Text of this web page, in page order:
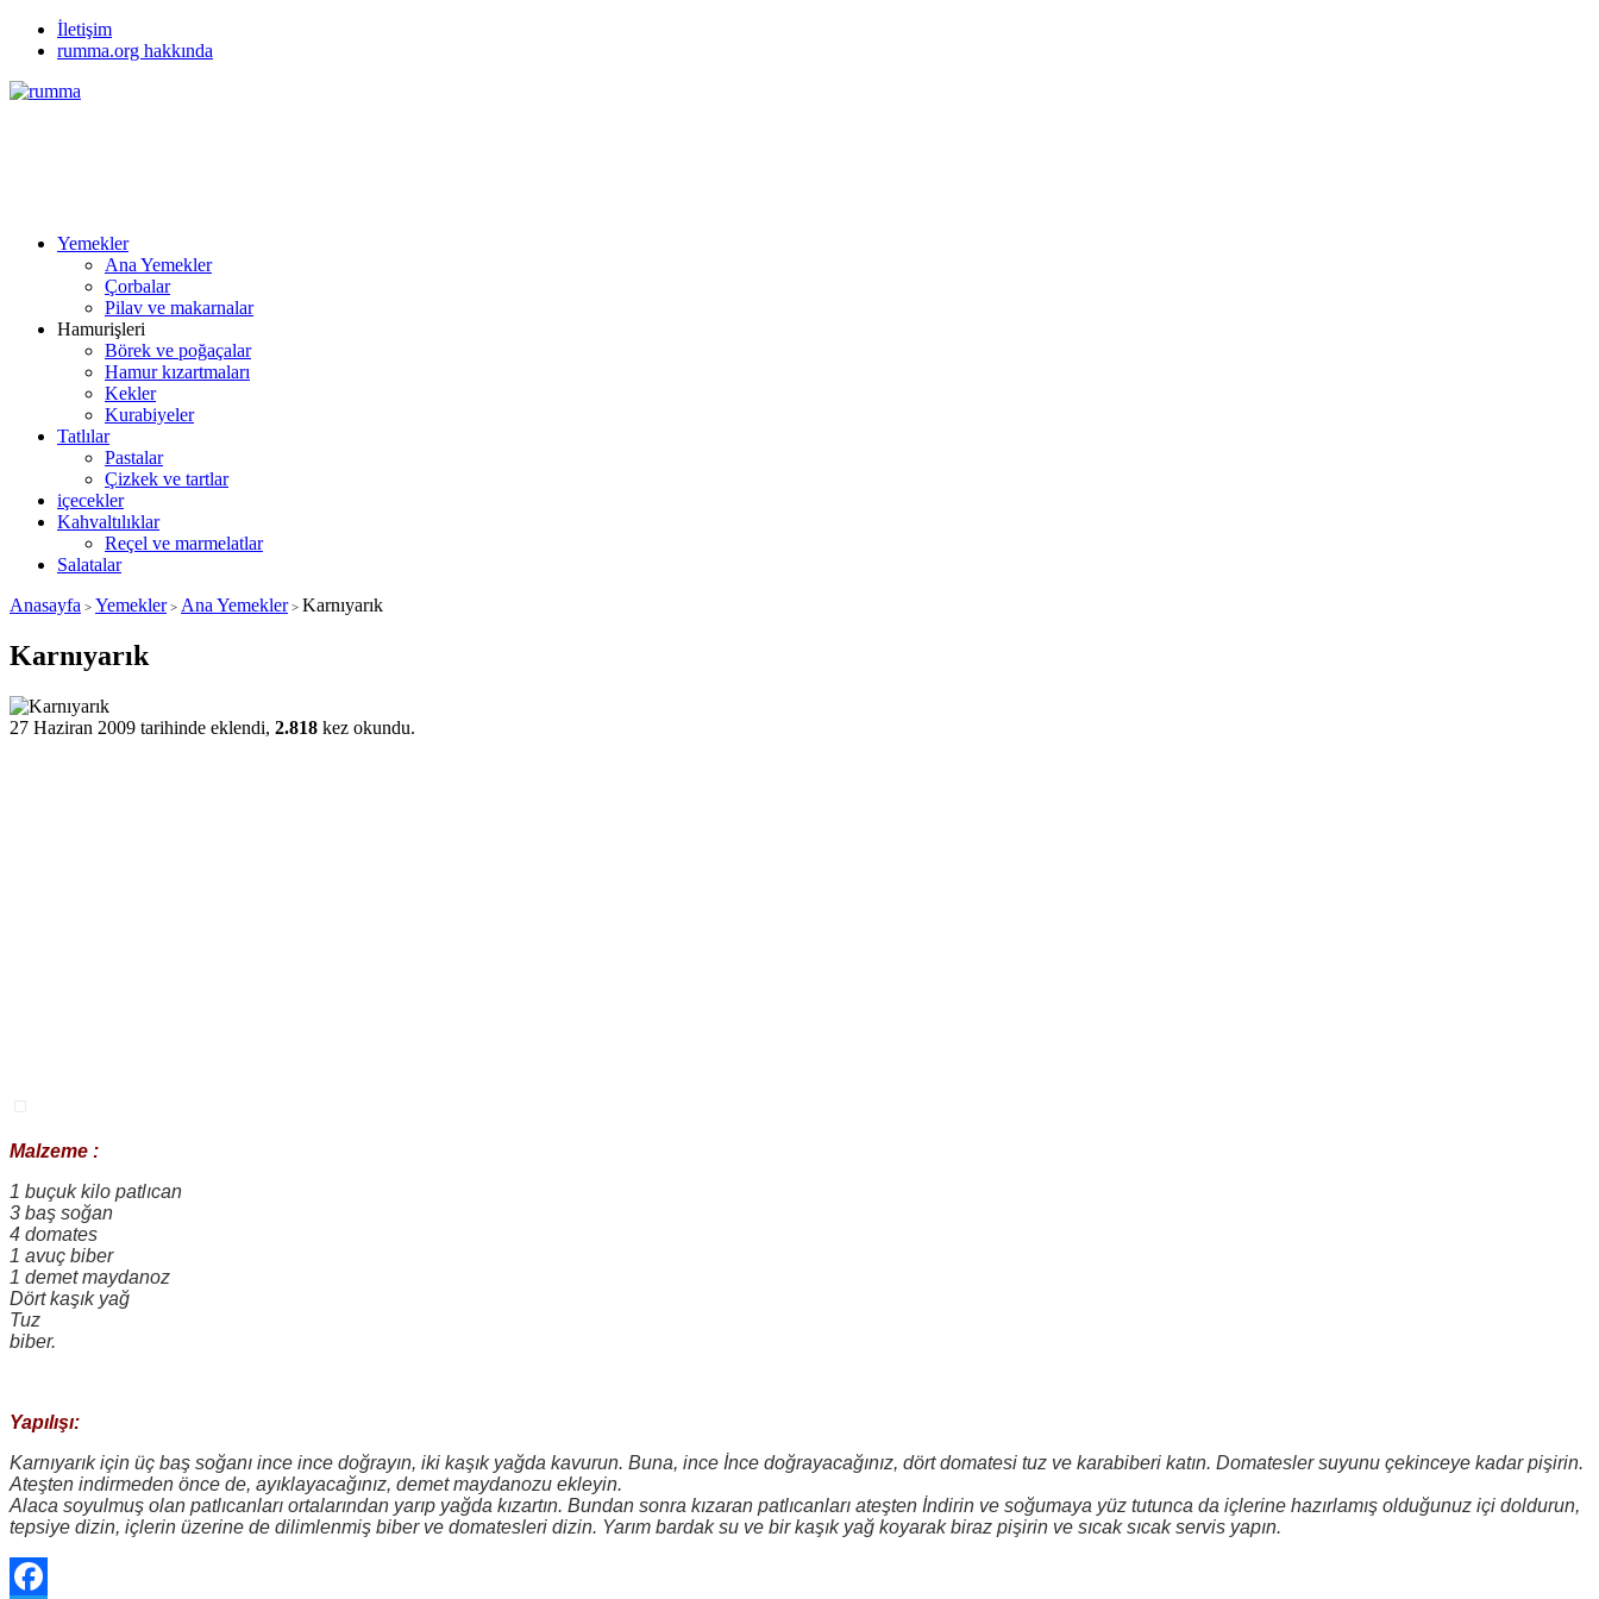
İletişim
rumma.org hakkında
Yemekler
Ana Yemekler
Çorbalar
Pilav ve makarnalar
Hamurişleri
Börek ve poğaçalar
Hamur kızartmaları
Kekler
Kurabiyeler
Tatlılar
Pastalar
Çizkek ve tartlar
içecekler
Kahvaltılıklar
Reçel ve marmelatlar
Salatalar
Anasayfa > Yemekler> Ana Yemekler> Karnıyarık
Karnıyarık
27 Haziran 2009 tarihinde eklendi, 2.818 kez okundu.
Malzeme :
1 buçuk kilo patlıcan
3 baş soğan
4 domates
1 avuç biber
1 demet maydanoz
Dört kaşık yağ
Tuz
biber.
Yapılışı:
Karnıyarık için üç baş soğanı ince ince doğrayın, iki kaşık yağda kavurun. Buna, ince İnce doğrayacağınız, dört domatesi tuz ve karabiberi katın. Domatesler suyunu çe­kinceye kadar pişirin.
Ateşten indirmeden önce de, ayık­layacağınız, demet maydanozu ekleyin.
Alaca soyulmuş olan patlıcanları ortalarından yarıp yağda kızartın. Bundan sonra kızaran patlıcanları ateşten İndirin ve soğumaya yüz tutunca da içlerine hazırlamış olduğunuz içi doldurun,
tepsiye dizin, içlerin üzerine de dilimlenmiş biber ve domatesleri dizin. Yarım bardak su ve bir kaşık yağ koyarak biraz pişirin ve sıcak sıcak servis yapın.